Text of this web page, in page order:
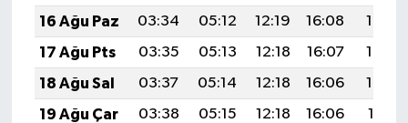
16 Ağu Paz
03:34 05:12 12:19 16:08
19:15
17 Ağu Pts
03:35 05:13 12:18 16:07
19:14
18 Ağu Sal
03:37 05:14 12:18 16:06
19:13
19 Ağu Çar
03:38 05:15 12:18 16:06
19:11